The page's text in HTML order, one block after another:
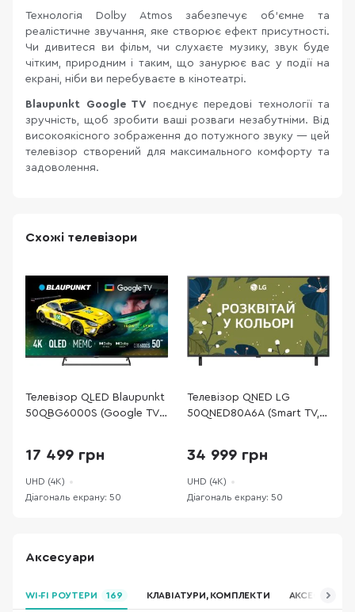
Технологія Dolby Atmos забезпечує об’ємне та
реалістичне звучання, яке створює ефект присутності.
Чи дивитеся ви фільм, чи слухаєте музику, звук буде
чітким, природним і таким, що занурює вас у події на
екрані, ніби ви перебуваєте в кінотеатрі.
Blaupunkt Google TV поєднує передові технології та
зручність, щоб зробити ваші розваги незабутніми. Від
високоякісного зображення до потужного звуку — цей
телевізор створений для максимального комфорту та
задоволення.
Схожі телевізори
Телевізор QLED Blaupunkt
50QBG6000S (Google TV,
17 499 грн
UHD (4K)
Діагональ екрану: 50
Телевізор QNED LG
50QNED80A6A (Smart TV,
34 999 грн
UHD (4K)
Діагональ екрану: 50
Аксесуари
WI-FI РОУТЕРИ 169 КЛАВІАТУРИ, КОМПЛЕКТИ АКСЕСУАРИ